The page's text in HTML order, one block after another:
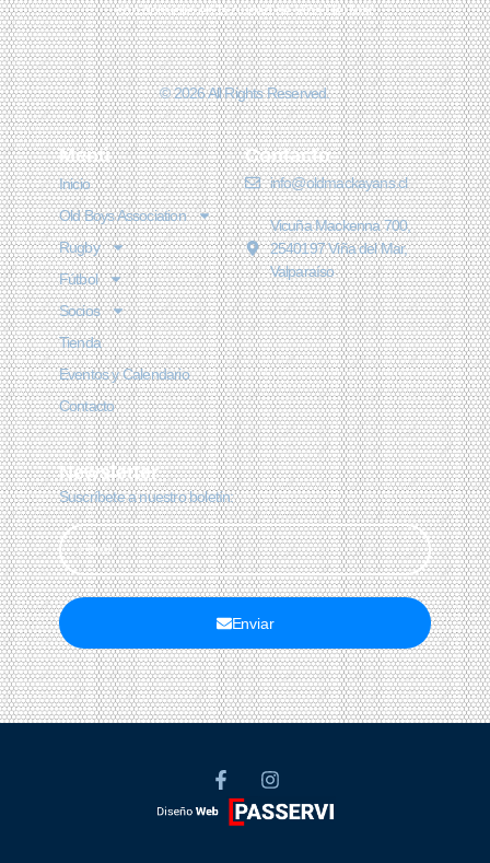
con domicilio en la ciudad de Viña Del Mar
© 2026 All Rights Reserved.
Menú
Inicio
Old Boys Association
Rugby
Fútbol
Socios
Tienda
Eventos y Calendario
Contacto
Contacto
info@oldmackayans.cl
Vicuña Mackenna 700,
2540197 Viña del Mar,
Valparaíso
Newsletter
Suscríbete a nuestro boletín:
Enviar